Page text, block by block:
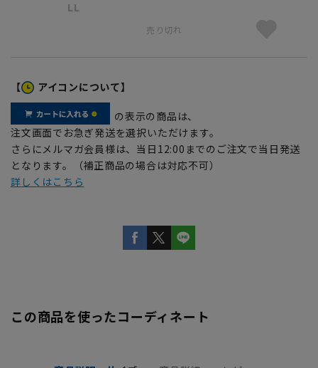
LL
売り切れ
【 アイコンについて】
の表示の商品は、
注文画面でお急ぎ発送を選択いただけます。
さらにメルマガ会員様は、当日12:00までのご注文で当日発送
となります。（補正商品の場合は対応不可）
詳しくはこちら
この商品を使ったコーディネート